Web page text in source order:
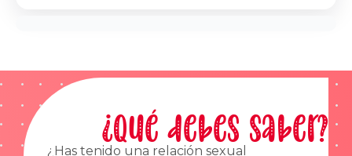
¿Qué debes saber?
¿Has tenido una relación sexual